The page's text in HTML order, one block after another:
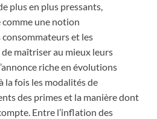
plus en plus pressants,
comme une notion
et les
maîtriser au mieux leurs
riche en évolutions
la fois les modalités de
des primes et la manière dont
Entre l’inflation des